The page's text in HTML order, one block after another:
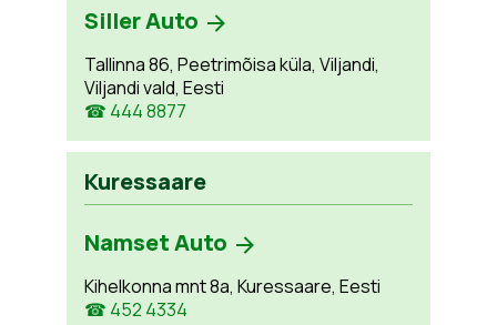
Siller Auto
Tallinna 86, Peetrimõisa küla, Viljandi,
Viljandi vald, Eesti
☎ 444 8877
Kuressaare
Namset Auto
Kihelkonna mnt 8a, Kuressaare, Eesti
☎ 452 4334